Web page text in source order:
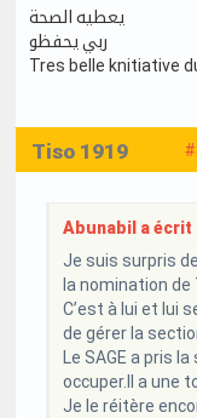
يعطيه الصحة
ربي يحفظو
Tres belle knitiative
Tiso 1919
Abunabil a écrit
Je suis surpris
la nomination de
C’est à lui et lui
de gérer la
Le SAGE a pris
occuper.Il a une
Je le réitère